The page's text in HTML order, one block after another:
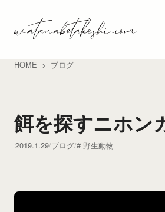
HOME ブログ
餌を探すニホン
2019.1.29 ブログ 野生動物